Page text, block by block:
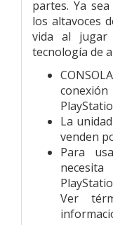
partes. Ya
los altavoces
vida al jugar
tecnología de
La
venden
Para
Ver